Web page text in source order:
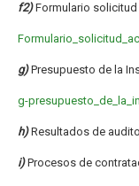
f2)Formulario
g) Presupuesto de la
g-
h)Resultados de
i) Procesos de